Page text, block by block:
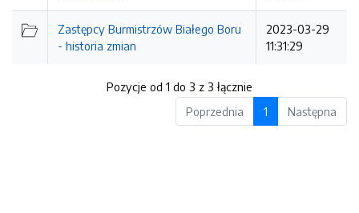
Zastępcy Burmistrzów Białego Boru
- historia zmian
2023-03-29
11:31:29
Pozycje od 1 do 3 z 3 łącznie
Poprzednia
1 Następna